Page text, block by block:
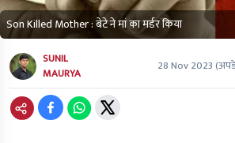
Son Killed Mother : बेटे ने मां का मर्डर किया
SUNIL
MAURYA
28 Nov 2023